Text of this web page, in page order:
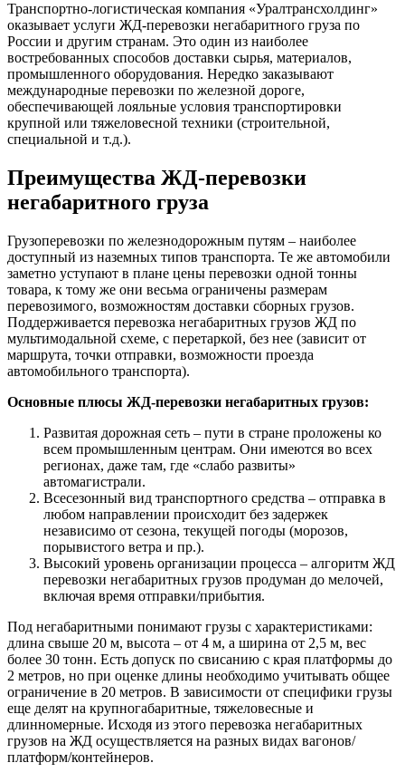
Транспортно-логистическая компания «Уралтрансхолдинг»
оказывает услуги ЖД-перевозки негабаритного груза по
России и другим странам. Это один из наиболее
востребованных способов доставки сырья, материалов,
промышленного оборудования. Нередко заказывают
международные перевозки по железной дороге,
обеспечивающей лояльные условия транспортировки
крупной или тяжеловесной техники (строительной,
специальной и т.д.).
Преимущества ЖД-перевозки
негабаритного груза
Грузоперевозки по железнодорожным путям – наиболее
доступный из наземных типов транспорта. Те же автомобили
заметно уступают в плане цены перевозки одной тонны
товара, к тому же они весьма ограничены размерам
перевозимого, возможностям доставки сборных грузов.
Поддерживается перевозка негабаритных грузов ЖД по
мультимодальной схеме, с перетаркой, без нее (зависит от
маршрута, точки отправки, возможности проезда
автомобильного транспорта).
Основные плюсы ЖД-перевозки негабаритных грузов:
Развитая дорожная сеть – пути в стране проложены ко
всем промышленным центрам. Они имеются во всех
регионах, даже там, где «слабо развиты»
автомагистрали.
Всесезонный вид транспортного средства – отправка в
любом направлении происходит без задержек
независимо от сезона, текущей погоды (морозов,
порывистого ветра и пр.).
Высокий уровень организации процесса – алгоритм ЖД
перевозки негабаритных грузов продуман до мелочей,
включая время отправки/прибытия.
Под негабаритными понимают грузы с характеристиками:
длина свыше 20 м, высота – от 4 м, а ширина от 2,5 м, вес
более 30 тонн. Есть допуск по свисанию с края платформы до
2 метров, но при оценке длины необходимо учитывать общее
ограничение в 20 метров. В зависимости от специфики грузы
еще делят на крупногабаритные, тяжеловесные и
длинномерные. Исходя из этого перевозка негабаритных
грузов на ЖД осуществляется на разных видах вагонов/
платформ/контейнеров.